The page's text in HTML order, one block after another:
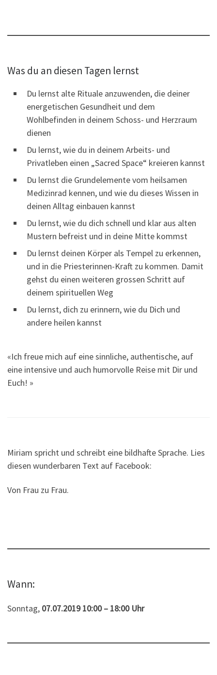
Was du an diesen Tagen lernst
Du lernst alte Rituale anzuwenden, die deiner
energetischen Gesundheit und dem
Wohlbefinden in deinem Schoss- und Herzraum
dienen
Du lernst, wie du in deinem Arbeits- und
Privatleben einen „Sacred Space“ kreieren kannst
Du lernst die Grundelemente vom heilsamen
Medizinrad kennen, und wie du dieses Wissen in
deinen Alltag einbauen kannst
Du lernst, wie du dich schnell und klar aus alten
Mustern befreist und in deine Mitte kommst
Du lernst deinen Körper als Tempel zu erkennen,
und in die Priesterinnen-Kraft zu kommen. Damit
gehst du einen weiteren grossen Schritt auf
deinem spirituellen Weg
Du lernst, dich zu erinnern, wie du Dich und
andere heilen kannst
«Ich freue mich auf eine sinnliche, authentische, auf
eine intensive und auch humorvolle Reise mit Dir und
Euch! »
Miriam spricht und schreibt eine bildhafte Sprache. Lies
diesen wunderbaren Text auf Facebook:
Von Frau zu Frau.
Wann:
Sonntag, 07.07.2019 10:00 – 18:00 Uhr